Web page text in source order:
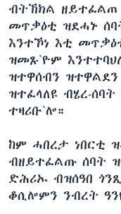
ብትኽክል ዘይተፈልጠ
መጥቃዕቲ ዝደሓኑ
እንተኾነ እቲ
ዝመጹ`ዮም
ዝተዋሰብን
ዝተፈላለዩ ብሄረ-
ተዛሪቡ`ሎ።
ከም ሓበረታ ነበርቲ
ብዘይተፈልጡ ሰባት
ድሕሪኡ ብዝሰዓበ
ቆሲሎምን ንብረት